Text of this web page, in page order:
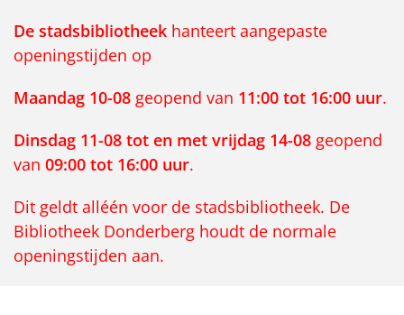
De stadsbibliotheek hanteert aangepaste
openingstijden op
Maandag 10-08 geopend van 11:00 tot 16:00 uur.
Dinsdag 11-08 tot en met vrijdag 14-08 geopend
van 09:00 tot 16:00 uur.
Dit geldt alléén voor de stadsbibliotheek. De
Bibliotheek Donderberg houdt de normale
openingstijden aan.